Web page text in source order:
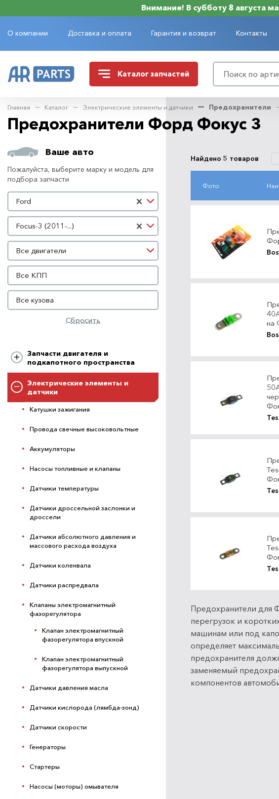
Внимание! В субботу 8 августа
О компании Доставка и оплата Гарантия и возврат Контакты
Каталог запчастей
Главная Каталог Электрические элементы и датчики Предохранители
Предохранители Форд Фокус 3
Запчасти двигателя и
подкапотного пространства
Электрические элементы и
датчики
Катушки зажигания
Провода свечные высоковольтные
Аккумуляторы
Насосы топливные и клапаны
Датчики температуры
Датчики дроссельной заслонки и
дроссели
Датчики абсолютного давления и
массового расхода воздуха
Датчики коленвала
Датчики распредвала
Клапаны электромагнитный
фазорегулятора
Клапан электромагнитный
фазорегулятора впускной
Клапан электромагнитный
фазорегулятора выпускной
Датчики давления масла
Датчики кислорода (лямбда-зонд)
Датчики скорости
Генераторы
Стартеры
Насосы (моторы) омывателя
Ваше авто
Пожалуйста, выберите марку и модель для
подбора запчасти
Марка автомобиля
×
Ford
Модель автомобиля ×
Focus-3 (2011-...)
Двигатель
Все двигатели
КПП
Все КПП
Кузов
Все кузова
Сбросить
Найдено 5 товаров
Фото
на
Предохранители для
перегрузок и
машинам или под
определяет
предохранителя
заменяемый
компонентов